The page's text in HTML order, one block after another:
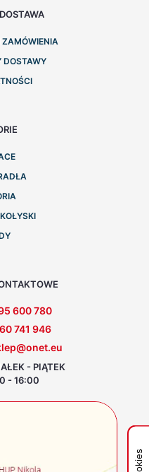
DOSTAWY
600 780
741 946
- PIĄTEK
- 16:00